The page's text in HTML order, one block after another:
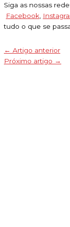
Siga as nossas
Facebook
tudo o que se
← Artigo anterior
Próximo artigo →